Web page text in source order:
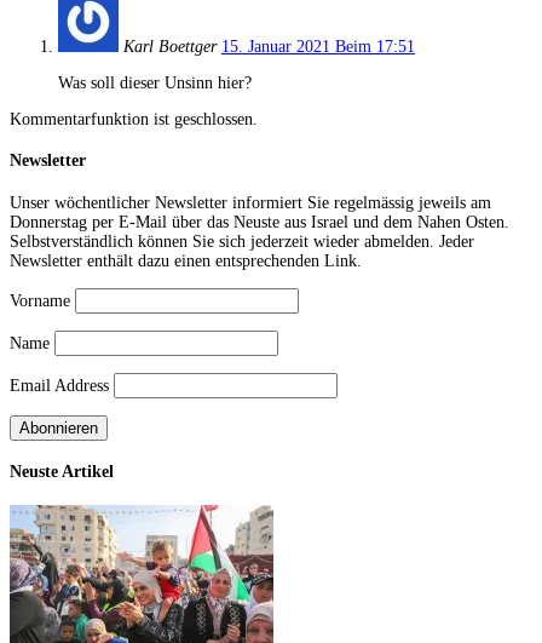
Karl Boettger 15. Januar 2021 Beim 17:51
Was soll dieser Unsinn hier?
Kommentarfunktion ist geschlossen.
Newsletter
Unser wöchentlicher Newsletter informiert Sie regelmässig jeweils am
Donnerstag per E-Mail über das Neuste aus Israel und dem Nahen Osten.
Selbstverständlich können Sie sich jederzeit wieder abmelden. Jeder
Newsletter enthält dazu einen entsprechenden Link.
Vorname
Name
Email Address
Neuste Artikel